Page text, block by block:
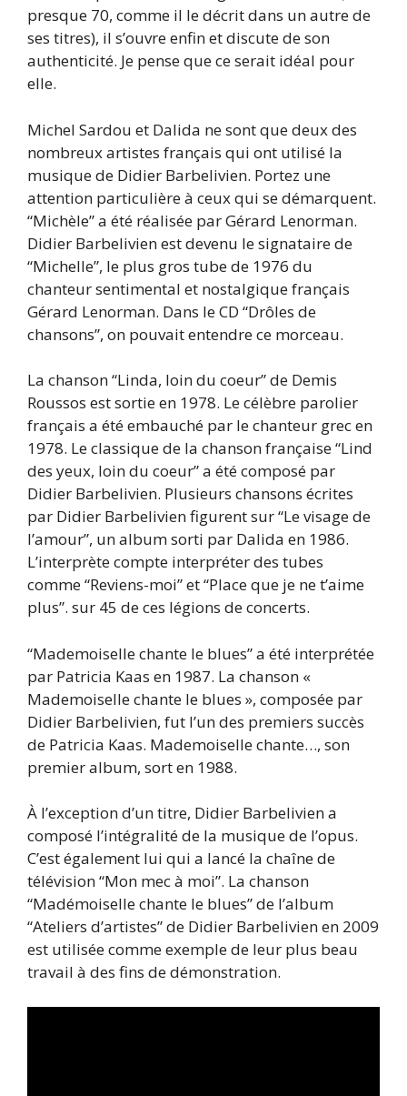
presque 70, comme il le décrit dans un autre de
ses titres), il s’ouvre enfin et discute de son
authenticité. Je pense que ce serait idéal pour
elle.
Michel Sardou et Dalida ne sont que deux des
nombreux artistes français qui ont utilisé la
musique de Didier Barbelivien. Portez une
attention particulière à ceux qui se démarquent.
“Michèle” a été réalisée par Gérard Lenorman.
Didier Barbelivien est devenu le signataire de
“Michelle”, le plus gros tube de 1976 du
chanteur sentimental et nostalgique français
Gérard Lenorman. Dans le CD “Drôles de
chansons”, on pouvait entendre ce morceau.
La chanson “Linda, loin du coeur” de Demis
Roussos est sortie en 1978. Le célèbre parolier
français a été embauché par le chanteur grec en
1978. Le classique de la chanson française “Lind
des yeux, loin du coeur” a été composé par
Didier Barbelivien. Plusieurs chansons écrites
par Didier Barbelivien figurent sur “Le visage de
l’amour”, un album sorti par Dalida en 1986.
L’interprète compte interpréter des tubes
comme “Reviens-moi” et “Place que je ne t’aime
plus”. sur 45 de ces légions de concerts.
“Mademoiselle chante le blues” a été interprétée
par Patricia Kaas en 1987. La chanson «
Mademoiselle chante le blues », composée par
Didier Barbelivien, fut l’un des premiers succès
de Patricia Kaas. Mademoiselle chante…, son
premier album, sort en 1988.
À l’exception d’un titre, Didier Barbelivien a
composé l’intégralité de la musique de l’opus.
C’est également lui qui a lancé la chaîne de
télévision “Mon mec à moi”. La chanson
“Madémoiselle chante le blues” de l’album
“Ateliers d’artistes” de Didier Barbelivien en 2009
est utilisée comme exemple de leur plus beau
travail à des fins de démonstration.